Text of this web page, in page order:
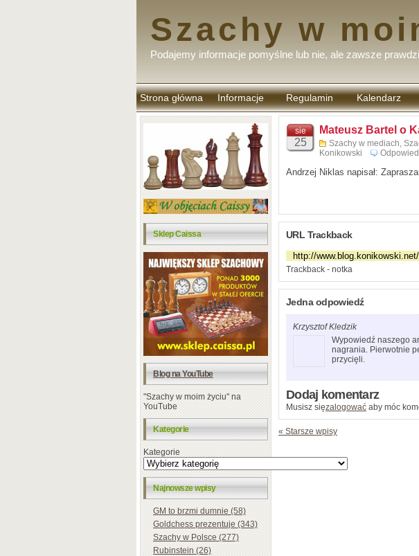
Szachy w
Podajemy informacje pomyślne lub nie, ale zawsze
Strona główna Informacje Regulamin
komentarzy
Kalendarz
Sklep Caissa
Blog na YouTube
"Szachy w moim życiu" na
YouTube
Kategorie
Kategorie
Najnowsze wpisy
GM to brzmi dumnie (58)
Goldchess prezentuje (343)
Szachy w Polsce (277)
Rubinstein (26)
sie
25
Mateusz Bartel o
Szachy w mediach,
Konikowski
Andrzej Niklas napisał:
URL Trackback
Trackback - notka
Jedna odpowiedź
Krzysztof Kledzik
Wypowiedź naszego
nagrania. Pierwotnie
przycięli.
Dodaj komentarz
Musisz sięzalogować aby móc
« Starsze wpisy